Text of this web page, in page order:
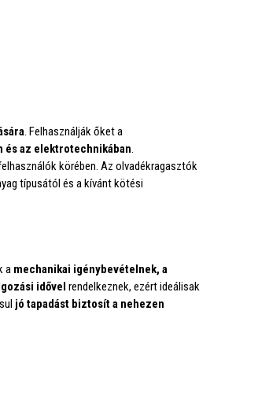
. Felhasználják őket a
az elektrotechnikában
körében. Az olvadékragasztók
típusától és a kívánt kötési
a mechanikai igénybevételnek, a
idővel rendelkeznek, ezért ideálisak
jó tapadást biztosít a nehezen